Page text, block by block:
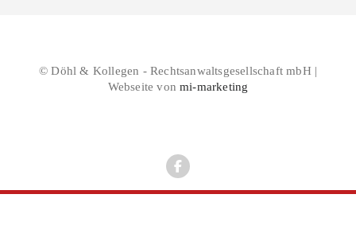
© Döhl & Kollegen - Rechtsanwaltsgesellschaft mbH |
Webseite vonmi-marketing